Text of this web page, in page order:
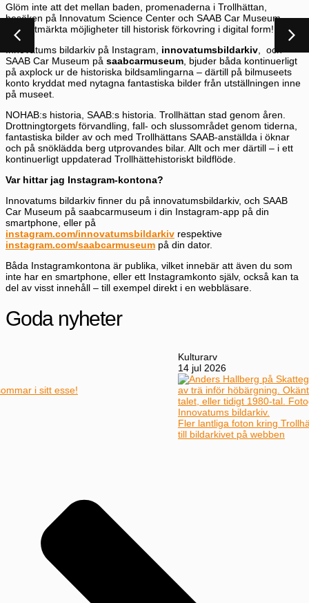
Glöm inte att det mellan baden, promenaderna i Trollhättan,
besöken på Innovatum Science Center och SAAB Car Museum
finns utmärkta möjligheter till historisk förkovring i digital form!
Innovatums bildarkiv på Instagram, innovatumsbildarkiv , och
SAAB Car Museum på saabcarmuseum , bjuder båda kontinuerligt
på axplock ur de historiska bildsamlingarna – därtill på bilmuseets
konto kryddat med nytagna fantastiska bilder från utställningen inne
på museet.
NOHAB:s historia, SAAB:s historia. Trollhättan stad genom åren.
Drottningtorgets förvandling, fall- och slussområdet genom tiderna,
fantastiska bilder av och med Trollhättans SAAB-anställda i öknar
och på snöklädda berg utprovandes bilar. Allt och mer därtill – i ett
kontinuerligt uppdaterad Trollhättehistoriskt bildflöde.
Var hittar jag Instagram-kontona?
Innovatums bildarkiv finner du på innovatumsbildarkiv, och SAAB
Car Museum på saabcarmuseum i din Instagram-app på din
smartphone, eller på
instagram.com/innovatumsbildarkiv respektive
instagram.com/saabcarmuseum på din dator.
Båda Instagramkontona är publika, vilket innebär att även du som
inte har en smartphone, eller ett Instagramkonto själv, också kan ta
del av visst innehåll – till exempel direkt i en webbläsare.
Goda nyheter
Fler lantliga foton kring Trollhättan ur Erling Svenssons fotoskatt